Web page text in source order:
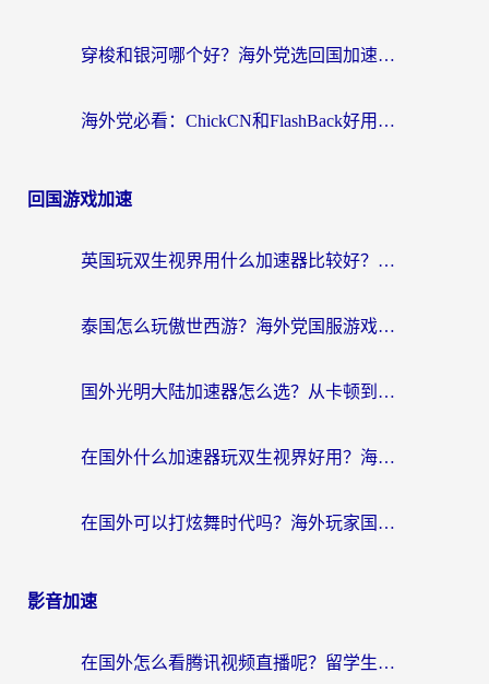
穿梭和银河哪个好？海外党选回国加速器的避坑指南，附番茄加速器实测体验
海外党必看：ChickCN和FlashBack好用吗？3招教你选对回国加速器（附云极、HomeCN、斧牛vs艾果对比）
回国游戏加速
英国玩双生视界用什么加速器比较好？海外党亲测有效的国服游戏加速方案
泰国怎么玩傲世西游？海外党国服游戏加速终极攻略（附光明大陆量子特攻实测）
国外光明大陆加速器怎么选？从卡顿到丝滑的终极指南（含德国玩走开外星人墨西哥玩俄罗斯方块技巧）
在国外什么加速器玩双生视界好用？海外党亲测不踩坑的终极指南
在国外可以打炫舞时代吗？海外玩家国服游戏加速全攻略（附实测推荐）
影音加速
在国外怎么看腾讯视频直播呢？留学生亲测有效的回国加速指南